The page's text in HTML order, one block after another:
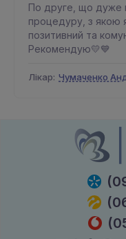
По друге, що дуже
процедуру, з якою
позитивний та
Рекомендую💛💙
Лікар: Чумаченко